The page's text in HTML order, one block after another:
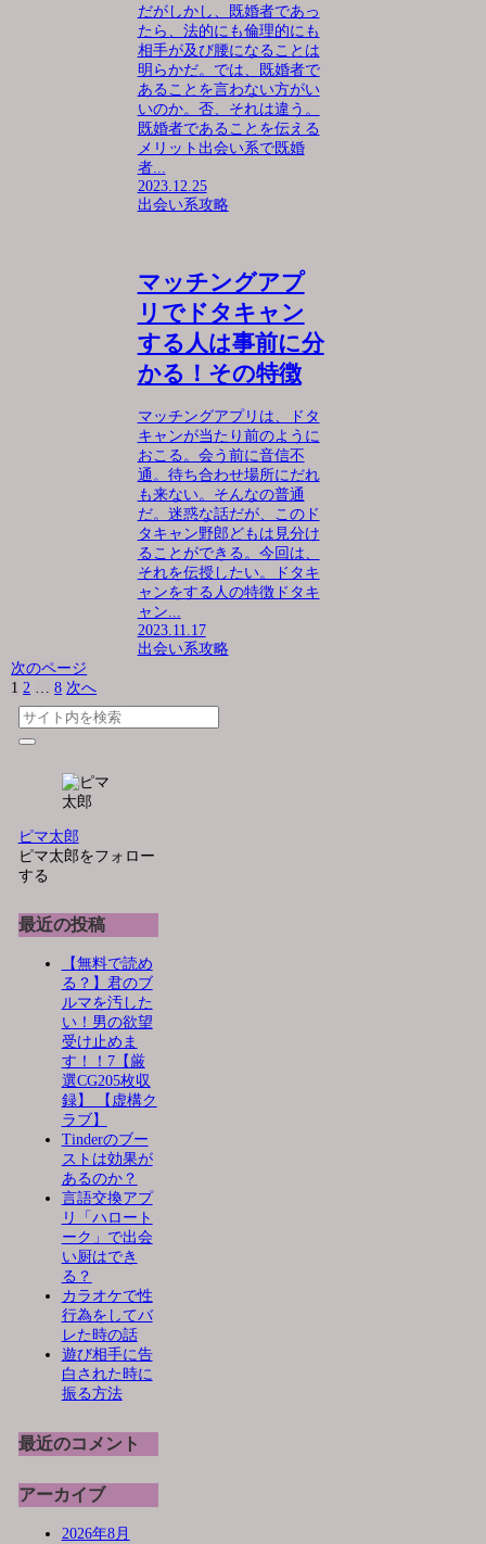
だがしかし、既婚者であっ
たら、法的にも倫理的にも
相手が及び腰になることは
明らかだ。では、既婚者で
あることを言わない方がい
いのか。否、それは違う。
既婚者であることを伝える
メリット出会い系で既婚
者...
2023.12.25
出会い系攻略
マッチングアプ
リでドタキャン
する人は事前に分
かる！その特徴
マッチングアプリは、ドタ
キャンが当たり前のように
おこる。会う前に音信不
通。待ち合わせ場所にだれ
も来ない。そんなの普通
だ。迷惑な話だが、このド
タキャン野郎どもは見分け
ることができる。今回は、
それを伝授したい。ドタキ
ャンをする人の特徴ドタキ
ャン...
2023.11.17
出会い系攻略
次のページ
1 2 … 8 次へ
ピマ太郎
ピマ太郎をフォロー
する
最近の投稿
【無料で読め
る？】君のブ
ルマを汚した
い！男の欲望
受け止めま
す！！7【厳
選CG205枚収
録】 【虚構ク
ラブ】
Tinderのブー
ストは効果が
あるのか？
言語交換アプ
リ「ハロート
ーク」で出会
い厨はでき
る？
カラオケで性
行為をしてバ
レた時の話
遊び相手に告
白された時に
振る方法
最近のコメント
アーカイブ
2026年8月